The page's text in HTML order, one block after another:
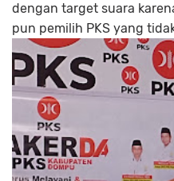
dengan target suara
pun pemilih PKS yang